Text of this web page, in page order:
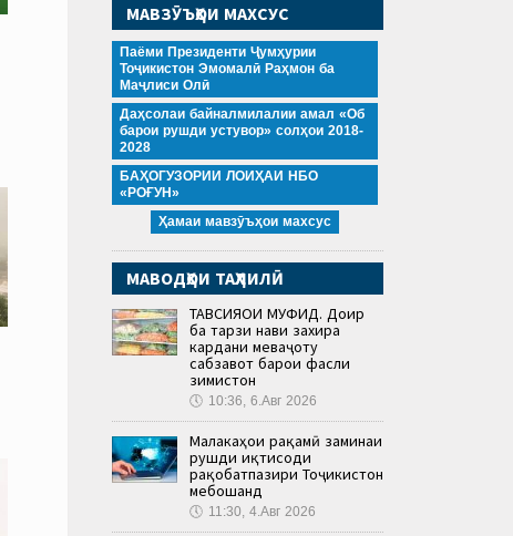
МАВЗӮЪҲОИ МАХСУС
Паёми Президенти Ҷумҳурии
Тоҷикистон Эмомалӣ Раҳмон ба
Маҷлиси Олӣ
Даҳсолаи байналмилалии амал «Об
барои рушди устувор» солҳои 2018-
2028
БАҲОГУЗОРИИ ЛОИҲАИ НБО
«РОҒУН»
Ҳамаи мавзӯъҳои махсус
МАВОДҲОИ ТАҲЛИЛӢ
ТАВСИЯҲОИ МУФИД. Доир
ба тарзи нави захира
кардани меваҷоту
сабзавот барои фасли
зимистон
🕔 10:36, 6.Авг 2026
Малакаҳои рақамӣ заминаи
рушди иқтисоди
рақобатпазири Тоҷикистон
мебошанд
🕔 11:30, 4.Авг 2026